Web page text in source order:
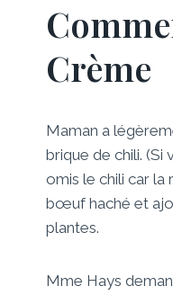
Crème
Maman a
brique de chili. (Si
omis le chili car
bœuf haché et
plantes.
Mme Hays